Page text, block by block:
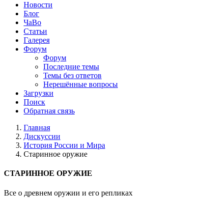
Новости
Блог
ЧаВо
Статьи
Галерея
Форум
Форум
Последние темы
Темы без ответов
Нерешённые вопросы
Загрузки
Поиск
Обратная связь
Главная
Дискуссии
История России и Мира
Старинное оружие
СТАРИННОЕ ОРУЖИЕ
Все о древнем оружии и его репликах